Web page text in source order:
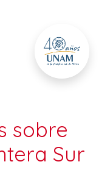
sobre
Sur